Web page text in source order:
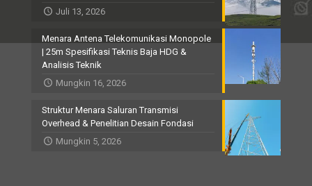
Juli 13, 2026
Menara Antena Telekomunikasi Monopole
| 25m Spesifikasi Teknis Baja HDG &
Analisis Teknik
Mungkin 16, 2026
Struktur Menara Saluran Transmisi
Overhead & Penelitian Desain Fondasi
Mungkin 5, 2026